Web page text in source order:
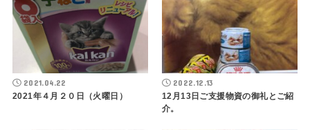
2021.04.22
2021年４月２０日（火曜日）
2022.12.13
12月13日ご支援物資の御礼とご紹
介。